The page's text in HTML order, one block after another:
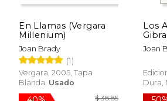
En Llamas (Vergara
Millenium)
Joan Brady
(1)
Vergara, 2005, Tapa
Blanda, Usado
Los
Joan
Dura,